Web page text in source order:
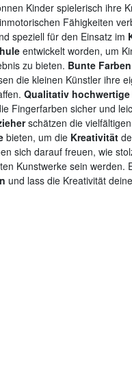
Kinder spielerisch ihre
Fähigkeiten
speziell für den Einsatz im
entwickelt worden, um
zu bieten. Bunte Farben
die kleinen Künstler ihre
Qualitativ hochwertige
Fingerfarben sicher und
schätzen die
bieten, um die Kreativität
sich darauf freuen, wie
Kunstwerke sein werden.
und lass die Kreativität